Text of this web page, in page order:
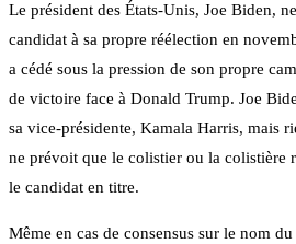
Le président des États-Unis, Joe Biden,
candidat à sa propre réélection en
a cédé sous la pression de son propre
de victoire face à Donald Trump. Joe
sa vice-présidente, Kamala Harris, mais
ne prévoit que le colistier ou la colistière
le candidat en titre.
Même en cas de consensus sur le nom